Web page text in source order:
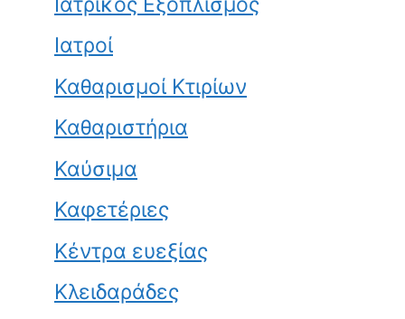
Ιατροί
Καθαρισμοί Κτιρίων
Καθαριστήρια
Καύσιμα
Καφετέριες
Κέντρα ευεξίας
Κλειδαράδες